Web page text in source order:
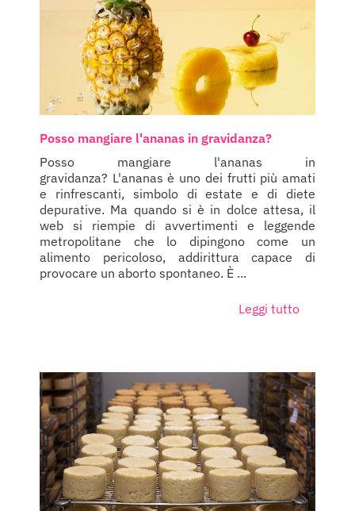
Posso mangiare l'ananas in gravidanza?
Posso mangiare l'ananas in
gravidanza? L'ananas è uno dei frutti più amati
e rinfrescanti, simbolo di estate e di diete
depurative. Ma quando si è in dolce attesa, il
web si riempie di avvertimenti e leggende
metropolitane che lo dipingono come un
alimento pericoloso, addirittura capace di
provocare un aborto spontaneo. È ...
Leggi tutto